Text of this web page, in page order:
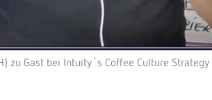
zu Gast bei Intuity´s Coffee Culture Strategy